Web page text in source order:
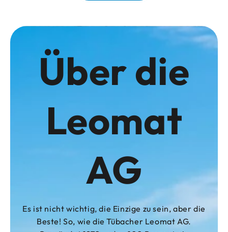
Über die
Leomat
AG
Es ist nicht wichtig, die Einzige zu sein, aber die
Beste! So, wie die Tübacher Leomat AG.